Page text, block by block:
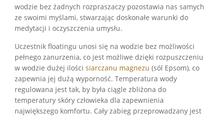
wodzie bez żadnych rozpraszaczy pozostawia nas samych
ze swoimi myślami, stwarzając doskonałe warunki do
medytacji i oczyszczenia umysłu.
Uczestnik floatingu unosi się na wodzie bez możliwości
pełnego zanurzenia, co jest możliwe dzięki rozpuszczeniu
w wodzie dużej ilości siarczanu magnezu (sól Epsom), co
zapewnia jej dużą wyporność. Temperatura wody
regulowana jest tak, by była ciągle zbliżona do
temperatury skóry człowieka dla zapewnienia
największego komfortu. Cały zabieg przeprowadzany jest